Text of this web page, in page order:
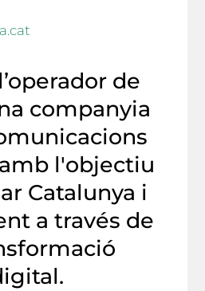
de
companyia
l'objectiu
Catalunya i
a través de